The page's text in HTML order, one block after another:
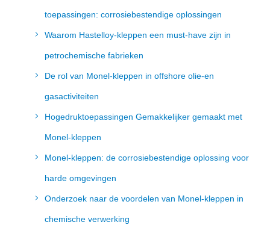
toepassingen: corrosiebestendige oplossingen
Waarom Hastelloy-kleppen een must-have zijn in
petrochemische fabrieken
De rol van Monel-kleppen in offshore olie-en
gasactiviteiten
Hogedruktoepassingen Gemakkelijker gemaakt met
Monel-kleppen
Monel-kleppen: de corrosiebestendige oplossing voor
harde omgevingen
Onderzoek naar de voordelen van Monel-kleppen in
chemische verwerking